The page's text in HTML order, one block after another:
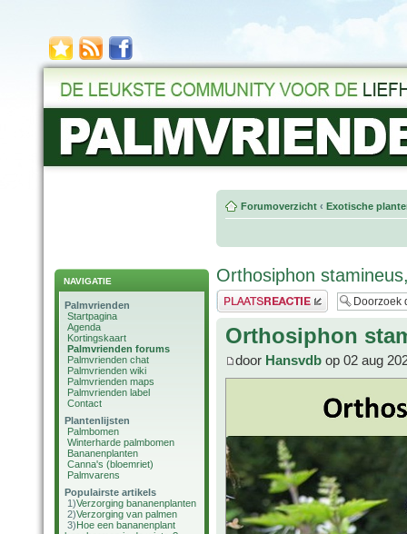
NAVIGATIE
Palmvrienden
Startpagina
Agenda
Kortingskaart
Palmvrienden forums
Palmvrienden chat
Palmvrienden wiki
Palmvrienden maps
Palmvrienden label
Contact
Plantenlijsten
Palmbomen
Winterharde palmbomen
Bananenplanten
Canna's (bloemriet)
Palmvarens
Populairste artikels
1)Verzorging bananenplanten
2)Verzorging van palmen
3)Hoe een bananenplant
Forumoverzicht ‹ Exotische
Orthosiphon
Plaats een reactie
Orthosiphon
door Hansvdb op 02 aug